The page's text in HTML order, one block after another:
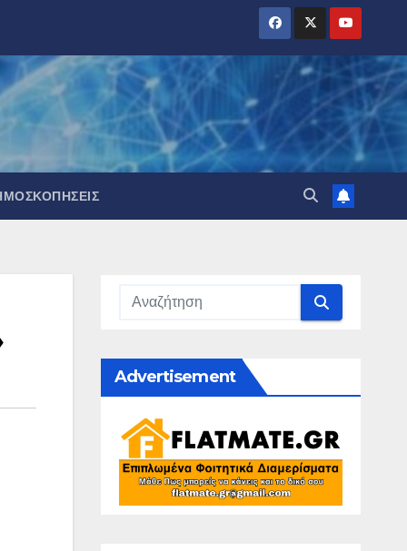
Advertisement